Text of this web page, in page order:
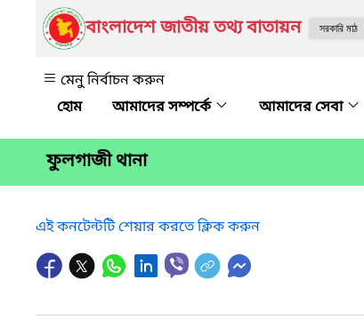
বাংলাদেশ জাতীয় তথ্য বাতায়ন
মেনু নির্বাচন করুন
আমাদের সম্পর্কে
আমাদের সেবা
ফুলগাজী থানা
এই কনটেন্টটি শেয়ার করতে ক্লিক করুন